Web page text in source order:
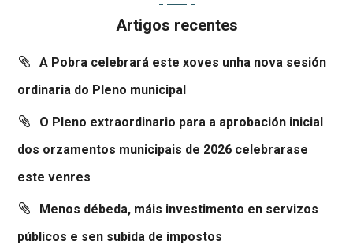
Artigos recentes
A Pobra celebrará este xoves unha nova sesión
ordinaria do Pleno municipal
O Pleno extraordinario para a aprobación inicial
dos orzamentos municipais de 2026 celebrarase
este venres
Menos débeda, máis investimento en servizos
públicos e sen subida de impostos